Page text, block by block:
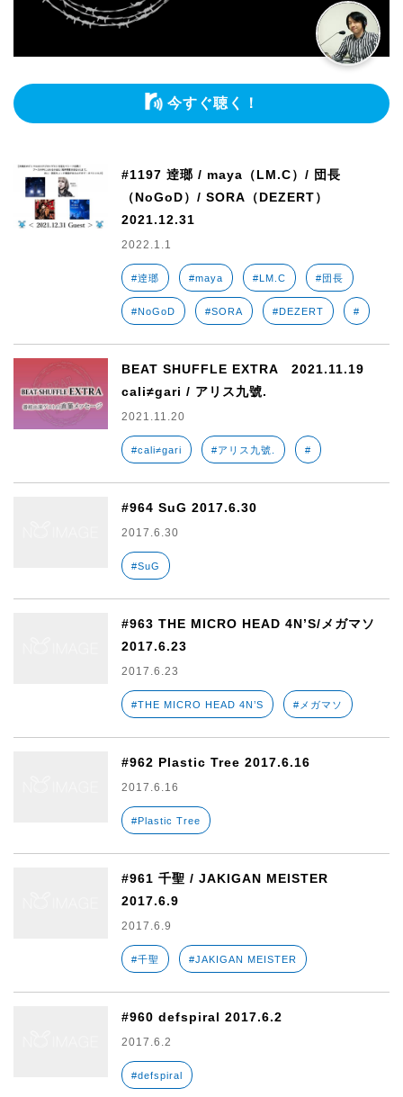
今すぐ聴く！
#1197 逹瑯 / maya（LM.C）/ 団長
（NoGoD）/ SORA（DEZERT）
2021.12.31
2022.1.1
#逹瑯 #maya #LM.C #団長
#NoGoD #SORA #DEZERT #
BEAT SHUFFLE EXTRA 2021.11.19
cali≠gari / アリス九號.
2021.11.20
#cali≠gari #アリス九號. #
#964 SuG 2017.6.30
2017.6.30
#SuG
#963 THE MICRO HEAD 4N’S/メガマソ
2017.6.23
2017.6.23
#THE MICRO HEAD 4N’S #メガマソ
#962 Plastic Tree 2017.6.16
2017.6.16
#Plastic Tree
#961 千聖 / JAKIGAN MEISTER
2017.6.9
2017.6.9
#千聖 #JAKIGAN MEISTER
#960 defspiral 2017.6.2
2017.6.2
#defspiral